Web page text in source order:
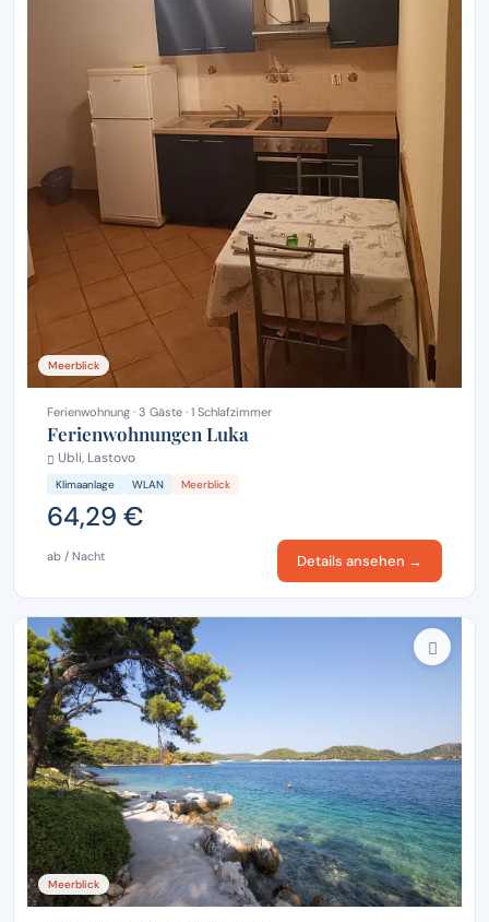
Meerblick
Ferienwohnung · 3 Gäste · 1 Schlafzimmer
Ferienwohnungen Luka
Ubli, Lastovo
Klimaanlage WLAN Meerblick
64,29 €
ab / Nacht Details ansehen →
Meerblick